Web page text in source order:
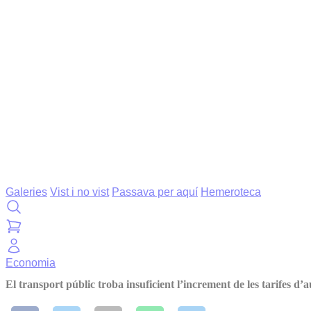
Galeries Vist i no vist Passava per aquí Hemeroteca
Economia
El transport públic troba insuficient l’increment de les tarifes